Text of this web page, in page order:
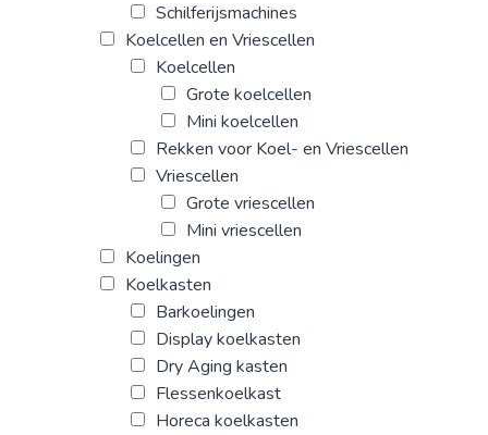
Schilferijsmachines
Koelcellen en Vriescellen
Koelcellen
Grote koelcellen
Mini koelcellen
Rekken voor Koel- en Vriescellen
Vriescellen
Grote vriescellen
Mini vriescellen
Koelingen
Koelkasten
Barkoelingen
Display koelkasten
Dry Aging kasten
Flessenkoelkast
Horeca koelkasten